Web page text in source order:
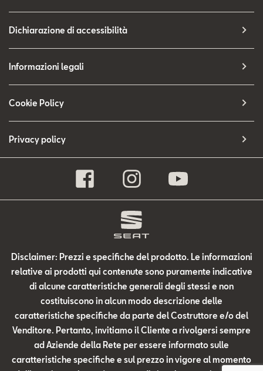
Dichiarazione di accessibilità
Informazioni legali
Cookie Policy
Privacy policy
Disclaimer: Prezzi e specifiche del prodotto. Le informazioni
relative ai prodotti qui contenute sono puramente indicative
di alcune caratteristiche generali degli stessi e non
costituiscono in alcun modo descrizione delle
caratteristiche specifiche da parte del Costruttore e/o del
Venditore. Pertanto, invitiamo il Cliente a rivolgersi sempre
ad Aziende della Rete per essere informato sulle
caratteristiche specifiche e sul prezzo in vigore al momento